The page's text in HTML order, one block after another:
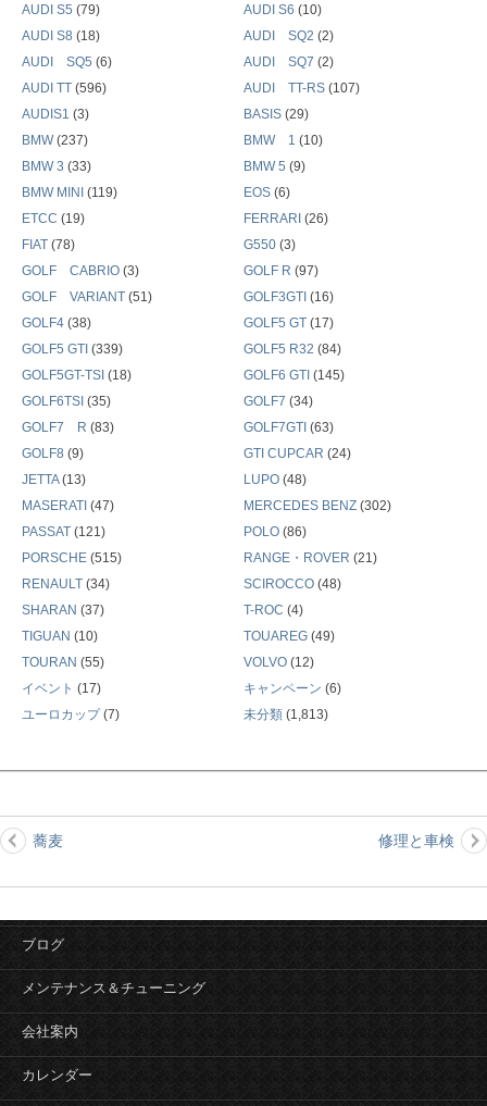
AUDI S5 (79) AUDI S6 (10)
AUDI S8 (18) AUDI SQ2 (2)
AUDI SQ5 (6) AUDI SQ7 (2)
AUDI TT (596) AUDI TT-RS(107)
AUDIS1 (3) BASIS(29)
BMW(237) BMW 1 (10)
BMW 3 (33) BMW 5 (9)
BMW MINI (119) EOS(6)
ETCC (19) FERRARI (26)
FIAT (78) G550(3)
GOLF CABRIO (3) GOLF R (97)
GOLF VARIANT (51) GOLF3GTI (16)
GOLF4 (38) GOLF5 GT(17)
GOLF5 GTI (339) GOLF5 R32 (84)
GOLF5GT-TSI (18) GOLF6 GTI (145)
GOLF6TSI (35) GOLF7 (34)
GOLF7 R (83) GOLF7GTI (63)
GOLF8 (9) GTI CUPCAR (24)
JETTA(13) LUPO(48)
MASERATI (47) MERCEDES BENZ(302)
PASSAT (121) POLO(86)
PORSCHE (515) RANGE・ROVER (21)
RENAULT (34) SCIROCCO(48)
SHARAN (37) T-ROC (4)
TIGUAN (10) TOUAREG(49)
TOURAN (55) VOLVO(12)
イベント (17) キャンペーン (6)
ユーロカップ(7) 未分類(1,813)
投
稿
ビ
ゲ
シ
ョ
ン
蕎麦 修理と車検
ブログ
メンテナンス＆チューニング
会社案内
カレンダー